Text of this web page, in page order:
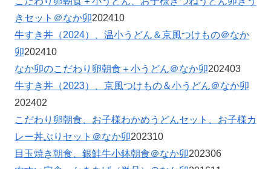
きセット＠なか卯202410
牛すき丼（2024）、温小うどん＆京風つけもの＠なか
卯202410
なか卯のこだわり卵朝食＋小うどん＠なか卯202403
牛すき丼（2023）、京風つけもの＆小うどん＠なか卯
202402
こだわり卵朝食、お子様わかめうどんセット、お子様カ
レー丼ぶりセット＠なか卯202310
目玉焼き朝食、銀鮭牛小鉢朝食＠なか卯202306